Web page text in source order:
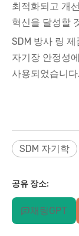
최적화되고 개
혁신을 달성할
SDM 방사 링
자기장 안정성
사용되었습니다.
SDM 자기학
공유 장소:
채팅GPT